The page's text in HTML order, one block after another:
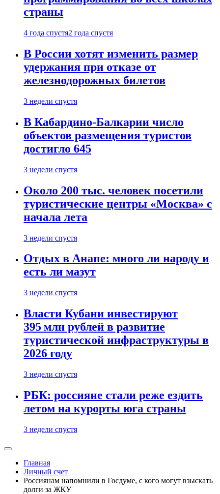
страны
4 года спустя2 года спустя
В России хотят изменить размер
удержания при отказе от
железнодорожных билетов
3 недели спустя
В Кабардино-Балкарии число
объектов размещения туристов
достигло 645
3 недели спустя
Около 200 тыс. человек посетили
туристические центры «Москва» с
начала лета
3 недели спустя
Отдых в Анапе: много ли народу и
есть ли мазут
3 недели спустя
Власти Кубани инвестируют
395 млн рублей в развитие
туристической инфраструктуры в
2026 году
3 недели спустя
РБК: россияне стали реже ездить
летом на курорты юга страны
3 недели спустя
Главная
Личный счет
Россиянам напомнили в Госдуме, с кого могут взыскать
долги за ЖКУ